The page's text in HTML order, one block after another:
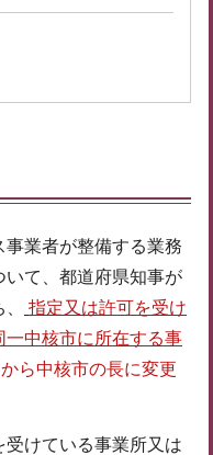
業者が整備する業務
て、都道府県知事が
指定又は許可を受け
中核市に所在する事
ら中核市の長に変更
けている事業所又は